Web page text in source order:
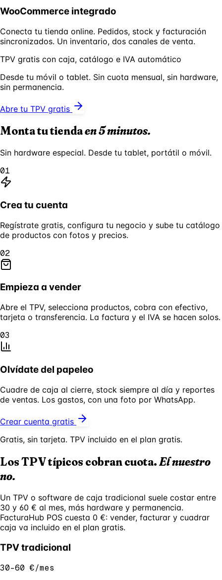
WooCommerce integrado
Conecta tu tienda online. Pedidos, stock y facturación
sincronizados. Un inventario, dos canales de venta.
TPV gratis con caja, catálogo e IVA automático
Desde tu móvil o tablet. Sin cuota mensual, sin hardware,
sin permanencia.
Abre tu TPV gratis
Monta tu tiendaen 5 minutos.
Sin hardware especial. Desde tu tablet, portátil o móvil.
01
Crea tu cuenta
Regístrate gratis, configura tu negocio y sube tu catálogo
de productos con fotos y precios.
02
Empieza a vender
Abre el TPV, selecciona productos, cobra con efectivo,
tarjeta o transferencia. La factura y el IVA se hacen solos.
03
Olvídate del papeleo
Cuadre de caja al cierre, stock siempre al día y reportes
de ventas. Los gastos, con una foto por WhatsApp.
Crear cuenta gratis
Gratis, sin tarjeta. TPV incluido en el plan gratis.
Los TPV típicos cobran cuota.El nuestro
no.
Un TPV o software de caja tradicional suele costar entre
30 y 60 € al mes, más hardware y permanencia.
FacturaHub POS cuesta 0 €: vender, facturar y cuadrar
caja va incluido en el plan gratis.
TPV tradicional
30-60 €/mes